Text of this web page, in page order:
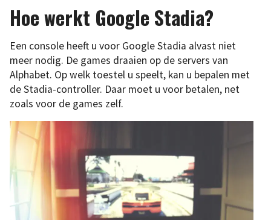
Hoe werkt Google Stadia?
Een console heeft u voor Google Stadia alvast niet
meer nodig. De games draaien op de servers van
Alphabet. Op welk toestel u speelt, kan u bepalen met
de Stadia-controller. Daar moet u voor betalen, net
zoals voor de games zelf.